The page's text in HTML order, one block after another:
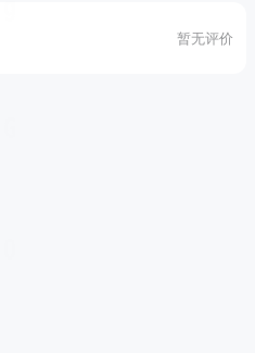
暂无评价